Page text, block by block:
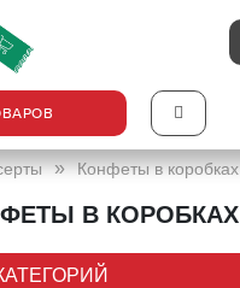
Конфеты в коробках
В КОРОБКАХ